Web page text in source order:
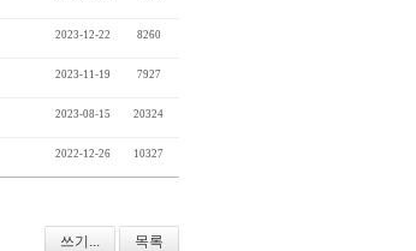
2023-12-22 8260
2023-11-19 7927
2023-08-15 20324
2022-12-26 10327
쓰기... 목록